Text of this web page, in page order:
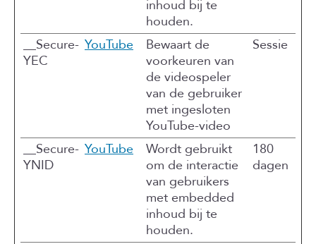
inhoud bij te
houden.
__Secure-
YEC
YouTube
Bewaart de
voorkeuren van
de videospeler
van de gebruiker
met ingesloten
YouTube-video
Sessie
__Secure-
YNID
YouTube
Wordt gebruikt
om de interactie
van gebruikers
met embedded
inhoud bij te
houden.
180
dagen